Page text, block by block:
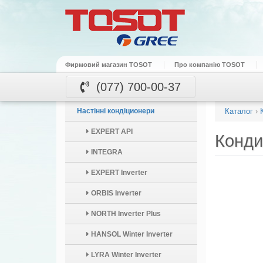
Фирмовий магазин TOSOT Про компанію TOSOT
(077) 700-00-37
Настінні кондіционери
EXPERT API
INTEGRA
EXPERT Inverter
ORBIS Inverter
NORTH Inverter Plus
HANSOL Winter Inverter
LYRA Winter Inverter
Каталог ›